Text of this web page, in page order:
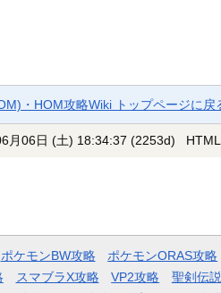
・HOM攻略Wiki トップページに戻
月06日 (土) 18:34:37 (2253d)
ポケモンBW攻略 ポケモンORAS攻略
スマブラX攻略 VP2攻略 聖剣伝